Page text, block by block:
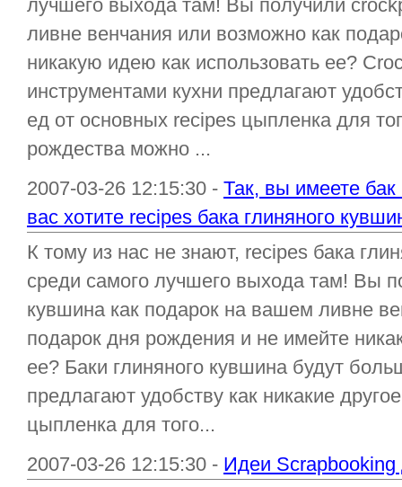
лучшего выхода там! Вы получили
ливне венчания или возможно как
никакую идею как использовать ее?
инструментами кухни предлагают
ед от основных recipes цыпленка для
рождества можно ...
2007-03-26 12:15:30 - Так, вы имеете бак
вас хотите recipes бака глиняного
К тому из нас не знают, recipes бака
среди самого лучшего выхода там! Вы
кувшина как подарок на вашем ливне
подарок дня рождения и не имейте
ее? Баки глиняного кувшина будут
предлагают удобству как никакие
цыпленка для того...
2007-03-26 12:15:30 - Идеи